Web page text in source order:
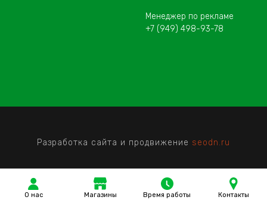
О нас Магазины Время работы Контакты
Менеджер по рекламе
+7 (949) 498-93-78
Разработка сайта и продвижение seodn.ru